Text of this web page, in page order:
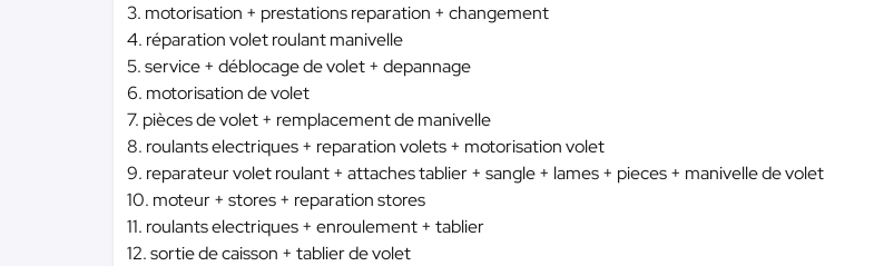
3. motorisation + prestations reparation + changement
4. réparation volet roulant manivelle
5. service + déblocage de volet + depannage
6. motorisation de volet
7. pièces de volet + remplacement de manivelle
8. roulants electriques + reparation volets + motorisation volet
9. reparateur volet roulant + attaches tablier + sangle + lames + pieces + manivelle de volet
10. moteur + stores + reparation stores
11. roulants electriques + enroulement + tablier
12. sortie de caisson + tablier de volet